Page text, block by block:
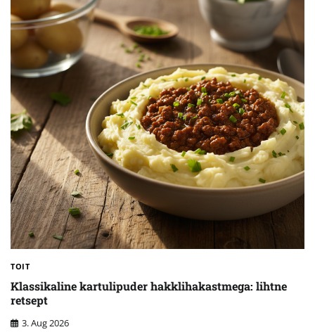
TOIT
Klassikaline kartulipuder hakklihakastmega: lihtne
retsept
3. Aug 2026